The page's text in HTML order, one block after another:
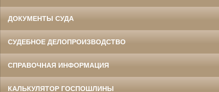
ДОКУМЕНТЫ СУДА
СУДЕБНОЕ ДЕЛОПРОИЗВОДСТВО
СПРАВОЧНАЯ ИНФОРМАЦИЯ
КАЛЬКУЛЯТОР ГОСПОШЛИНЫ